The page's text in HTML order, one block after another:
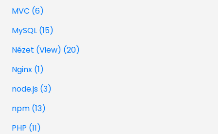
MVC (6)
MySQL (15)
Nézet (View) (20)
Nginx (1)
node.js (3)
npm (13)
PHP (11)